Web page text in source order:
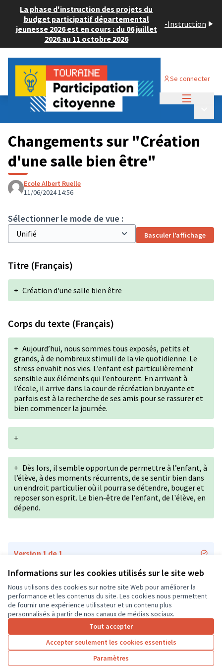
Informations sur les cookies utilisés sur le site web
Nous utilisons des cookies sur notre site Web pour améliorer la
performance et les contenus du site. Les cookies nous permettent
de fournir une expérience utilisateur et un contenu plus
personnalisés à partir de nos canaux de médias sociaux.
Tout accepter
Accepter seulement les cookies essentiels
Paramètres
La phase d'instruction des projets du
budget participatif départemental
jeunesse 2026 est en cours : du 06 juillet
2026 au 11 octobre 2026
-Instruction
Se connecter
Budget Participatif JEUNESSE 2024
💡 Consulter les projets déposés
Changements sur "Création
d'une salle bien être"
Ecole Albert Ruelle
11/06/2024 14:56
Sélectionner le mode de vue :
Basculer l’affichage
Titre (Français)
+ Création d'une salle bien être
Corps du texte (Français)
+ Aujourd’hui, nous sommes tous exposés, petits et
grands, à de nombreux stimuli de la vie quotidienne. Le
stress envahit nos vies. L’enfant est particulièrement
sensible aux éléments qui l’entourent. En arrivant à
l’école, il arrive dans la cour de récréation bruyante et
parfois est à la recherche de ses amis pour se rassurer et
bien commencer la journée.
+
+ Dès lors, il semble opportun de permettre à l’enfant, à
l’élève, à des moments récurrents, de se sentir bien dans
un endroit particulier où il pourra se détendre, bouger et
reposer son esprit. Le bien-être de l’enfant, de l'élève, en
dépend.
Version 1 de 1
Conditions d'utilisation
Paramètres des cookies
CD37 sur X
(Lien externe)
CD37 sur Facebook
CD37 sur Instagram
CD37 sur YouTube
(Lien externe)
Site réalisé grâce aulogiciel libre Decidim .
Licence
(Lien